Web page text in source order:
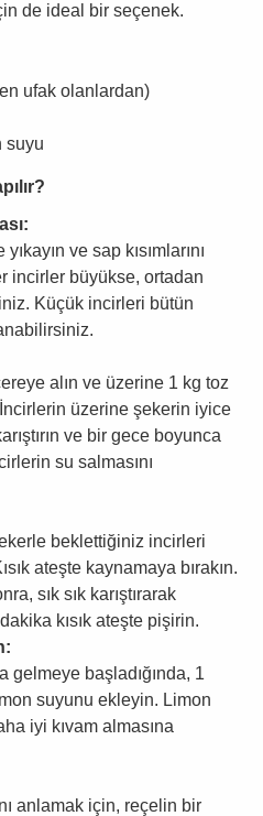
de ideal bir seçenek.
ufak olanlardan)
suyu
ve sap kısımlarını
incirler büyükse, ortadan
Küçük incirleri bütün
alın ve üzerine 1 kg toz
üzerine şekerin iyice
ve bir gece boyunca
su salmasını
beklettiğiniz incirleri
ateşte kaynamaya bırakın.
sık sık karıştırarak
kısık ateşte pişirin.
gelmeye başladığında, 1
suyunu ekleyin. Limon
iyi kıvam almasına
anlamak için, reçelin bir